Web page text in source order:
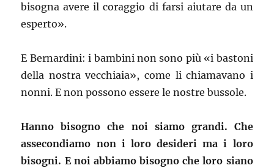
bisogna avere il coraggio di farsi aiutare da un
esperto».
E Bernardini: i bambini non sono più «i bastoni
della nostra vecchiaia», come li chiamavano i
nonni. E non possono essere le nostre bussole.
Hanno bisogno che noi siamo grandi. Che
assecondiamo non i loro desideri ma i loro
bisogni. E noi abbiamo bisogno che loro siano